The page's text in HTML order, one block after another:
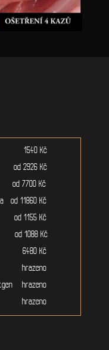
1540 Kč
od 2926 Kč
od 7700 Kč
od 11860 Kč
1155 Kč
1088 Kč
Kč
hrazeno
hrazeno